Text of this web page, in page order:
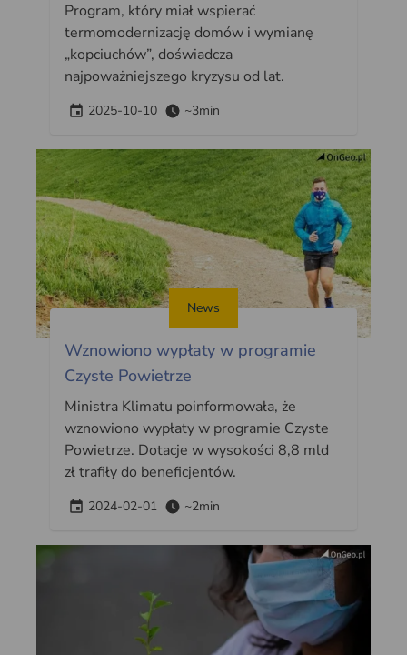
Program, który miał wspierać
termomodernizację domów i wymianę
„kopciuchów”, doświadcza
najpoważniejszego kryzysu od lat.
2025-10-10 ~3min
News
Wznowiono wypłaty w programie
Czyste Powietrze
Ministra Klimatu poinformowała, że
wznowiono wypłaty w programie Czyste
Powietrze. Dotacje w wysokości 8,8 mld
zł trafiły do beneficjentów.
2024-02-01 ~2min